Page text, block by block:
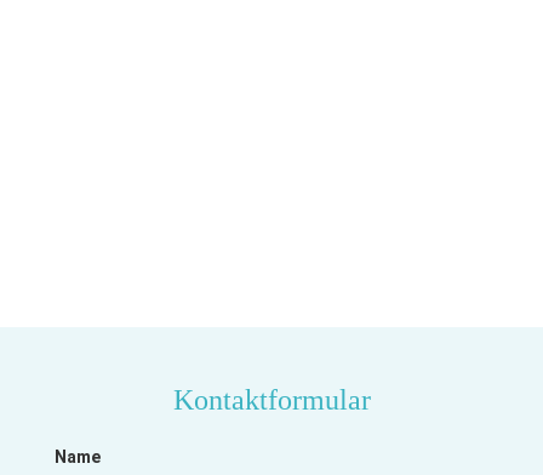
Kontaktformular
Name